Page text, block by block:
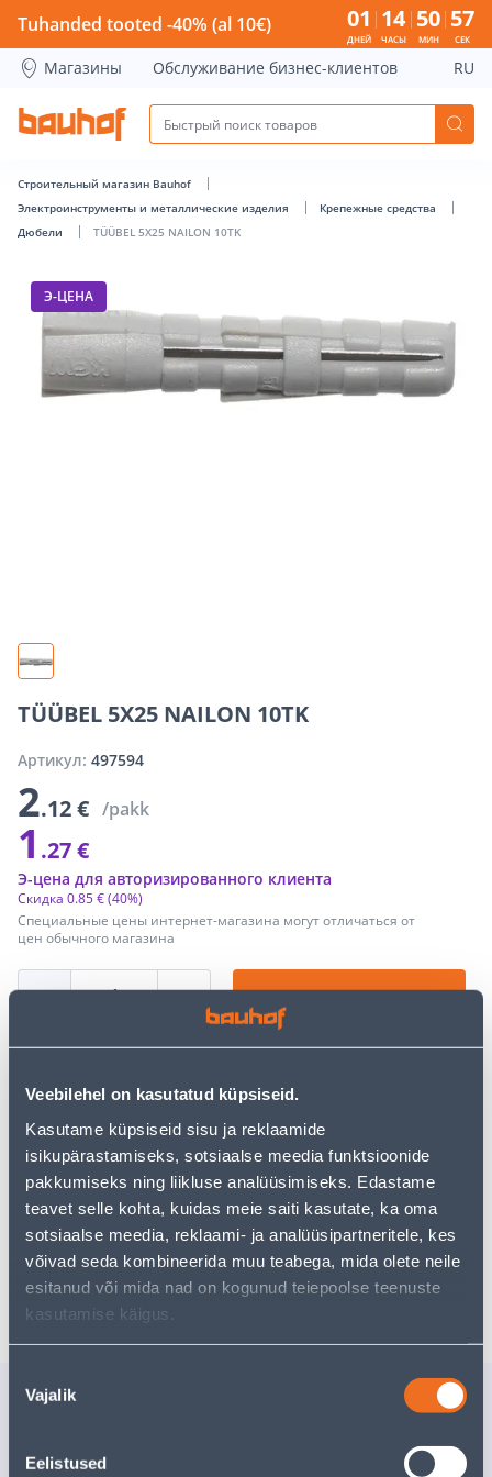
Veebilehel on kasutatud küpsiseid.
Kasutame küpsiseid sisu ja reklaamide
isikupärastamiseks, sotsiaalse meedia funktsioonide
pakkumiseks ning liikluse analüüsimiseks. Edastame
teavet selle kohta, kuidas meie saiti kasutate, ka oma
sotsiaalse meedia, reklaami- ja analüüsipartneritele, kes
võivad seda kombineerida muu teabega, mida olete neile
esitanud või mida nad on kogunud teiepoolse teenuste
kasutamise käigus.
valik
Vajalik
Eelistused
TÜÜBEL 5X25 NAILON 10TK - Bauhof has loaded
Tuhanded tooted -40% (al 10€) 01
ДНЕЙ
14
ЧАСЫ
50
МИН
57
СЕК
Магазины Обслуживание бизнес-клиентов RU
Строительный магазин Bauhof
Электроинструменты и металлические изделия
Крепежные средства
Дюбели
TÜÜBEL 5X25 NAILON 10TK
Э-ЦЕНА
TÜÜBEL 5X25 NAILON 10TK
Артикул: 497594
2.12 € /pakk
1 .27 €
Специальные цены интернет-магазина могут отличаться от
цен обычного магазина
Скидка 0.85 €(40%)
Э-цена для авторизированного клиента
− + ДОБАВИТЬ В КОРЗИНУ
Предполагаемая доставка 3,69 € от 2-5 tööpäeva
Посылочный автомат от 2,29 € с 2-5 tööpäeva
Забрать в магазине, с 09.08.2026
Похожие продукты